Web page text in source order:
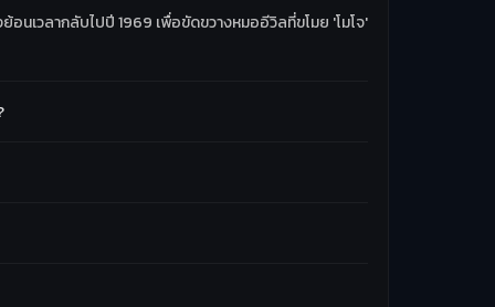
นเวลากลับไปปี 1969 เพื่อขัดขวางหมออีวิลที่ขโมย 'โมโจ'